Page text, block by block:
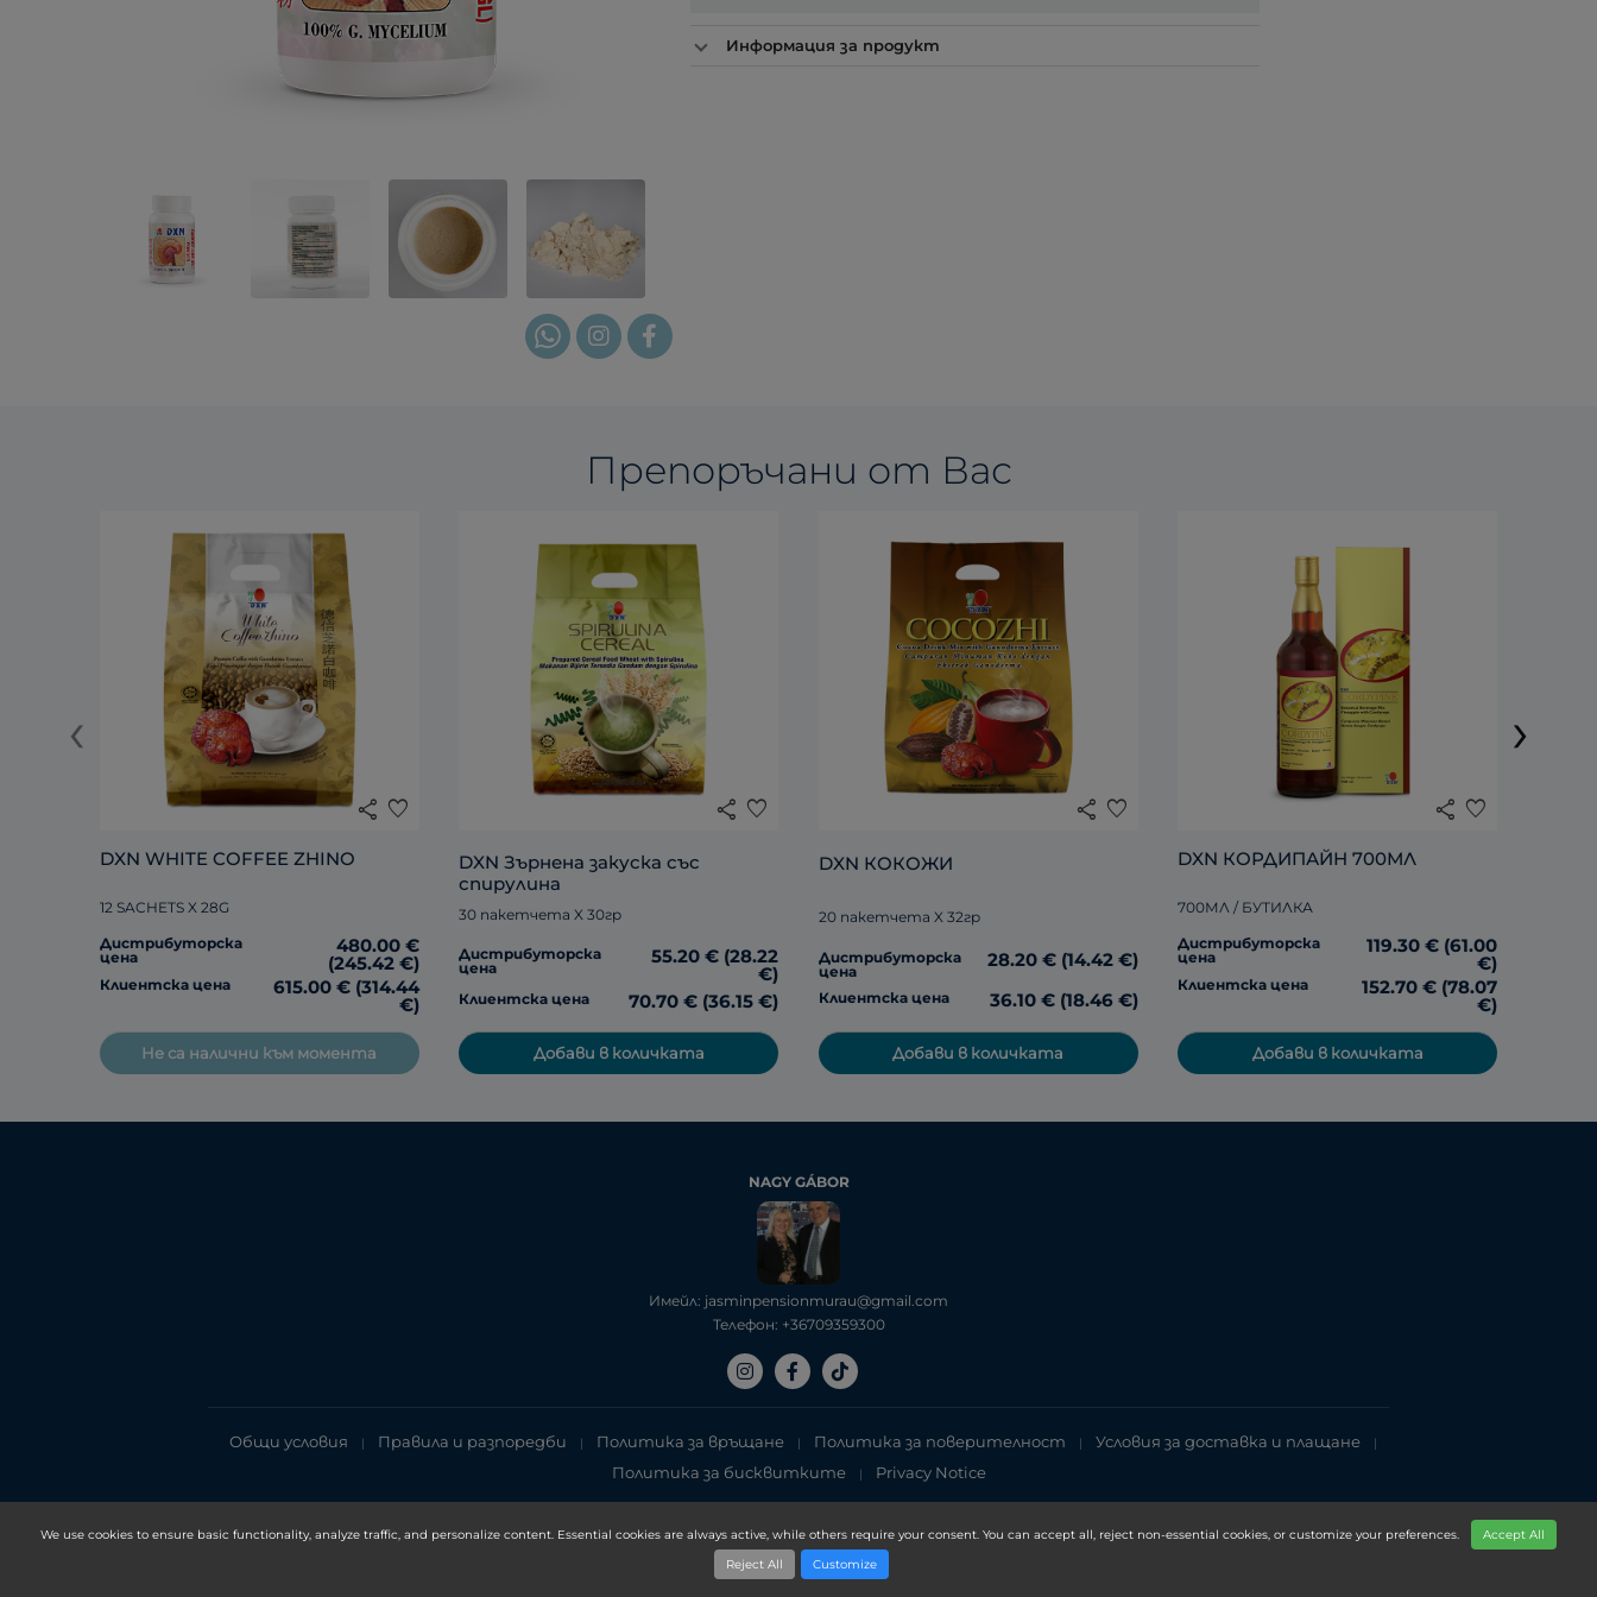
We use cookies to ensure basic functionality, analyze traffic, and personalize content. Essential cookies are always active, while others require your consent. You can accept all, reject non-essential cookies, or customize your preferences.
Accept All
Reject All
Customize
Информация за продукт
Препоръчани от Вас
share favorite
DXN WHITE COFFEE ZHINO
12 SACHETS X 28G
Дистрибуторска
цена
480.00 €
(245.42 €)
Клиентска цена 615.00 € (314.44
€)
Не са налични към момента
share favorite
DXN Зърнена закуска със
спирулина
30 пакетчета X 30гр
Дистрибуторска
цена
55.20 € (28.22
€)
Клиентска цена 70.70 € (36.15 €)
Добави в количката
share favorite
20 пакетчета X 32гр
Дистрибуторска
цена
28.20 € (14.42 €)
Клиентска цена 36.10 € (18.46 €)
Добави в количката
share favorite
DXN КОРДИПАЙН 700МЛ
700МЛ / БУТИЛКА
Дистрибуторска
цена
119.30 € (61.00
€)
Клиентска цена 152.70 € (78.07
€)
Добави в количката
‹ ›
NAGY GÁBOR
Имейл: jasminpensionmurau@gmail.com
Телефон: +36709359300
Общи условия | Правила и разпоредби | Политика за връщане | Политика за поверителност | Условия за доставка и плащане |
Политика за бисквитките | Privacy Notice